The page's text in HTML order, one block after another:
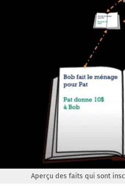
Aperçu des faits qui sont